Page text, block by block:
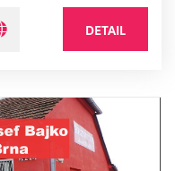
DETAIL